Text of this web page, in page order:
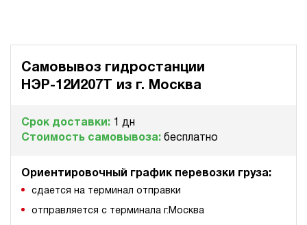
Самовывоз гидростанции
НЭР-12И207Т из г. Москва
Срок доставки: 1 дн
Стоимость самовывоза: бесплатно
Ориентировочный график перевозки груза:
сдается на терминал отправки
отправляется с терминала г.Москва